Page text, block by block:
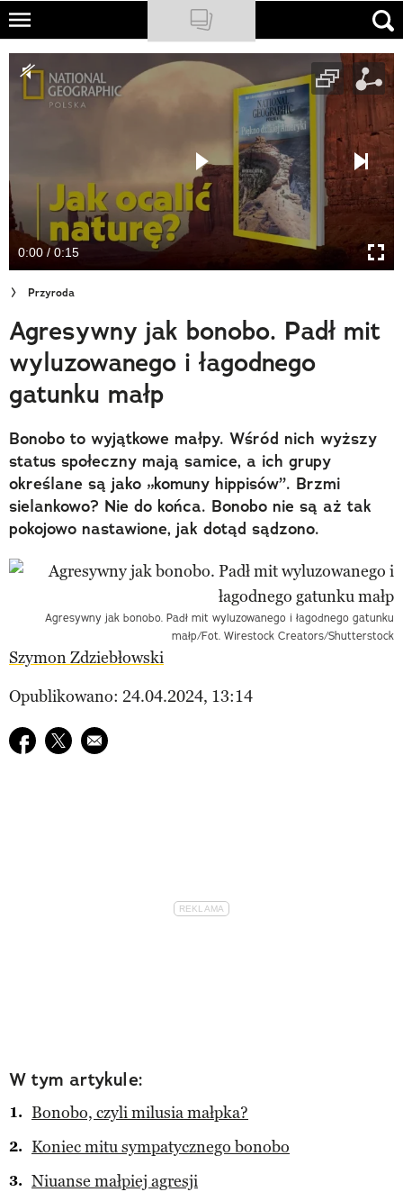
Skip
main
content
NATIONAL GEOGRAPHIC
TRAVELER
Newsletter
Cuda Polski
Wielki Konkurs Fotograficzny
Trendbook Podróżniczy
Polecane
0:00 / 0:15
Przyroda
Agresywny jak bonobo. Padł mit
wyluzowanego i łagodnego
gatunku małp
Bonobo to wyjątkowe małpy. Wśród nich wyższy
status społeczny mają samice, a ich grupy
określane są jako „komuny hippisów”. Brzmi
sielankowo? Nie do końca. Bonobo nie są aż tak
pokojowo nastawione, jak dotąd sądzono.
Agresywny jak bonobo. Padł mit wyluzowanego i łagodnego gatunku
małp/Fot. Wirestock Creators/Shutterstock
Szymon Zdziebłowski
Opublikowano: 24.04.2024, 13:14
Udostępnij na facebook
Udostępnij na twitter
E-mail do przyjaciela
W tym artykule:
Bonobo, czyli milusia małpka?
Koniec mitu sympatycznego bonobo
Niuanse małpiej agresji